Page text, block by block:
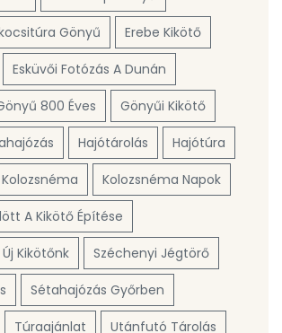
Gönyű Erebe Kikötő
Esküvői Fotózás A Dunán
800 Éves Gönyűi Kikötő
Hajótárolás Hajótúra
Kolozsnéma Kolozsnéma Napok
A Kikötő Építése
Kikötőnk Széchenyi Jégtörő
Sétahajózás Győrben
Túraajánlat Utánfutó Tárolás